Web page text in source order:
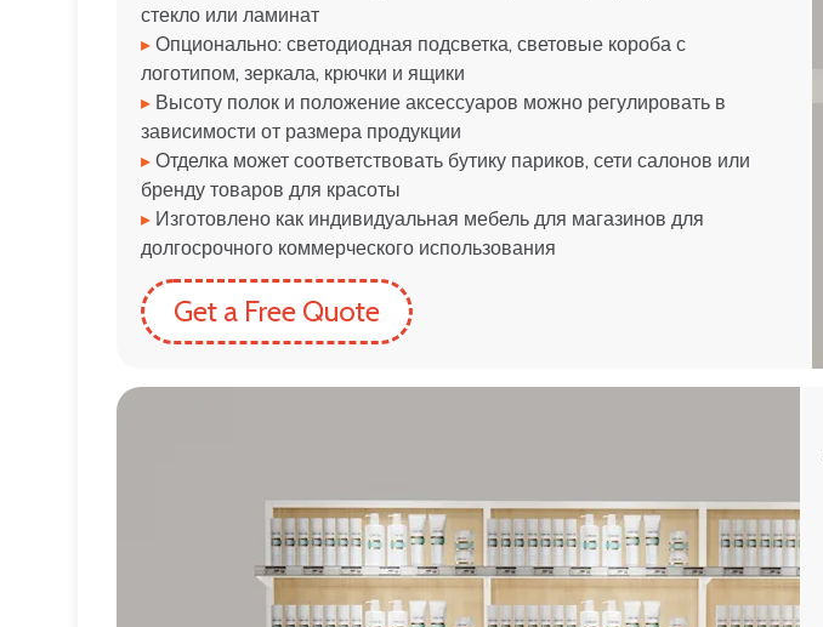
стекло или ламинат
▸ Опционально: светодиодная подсветка, световые короба с
логотипом, зеркала, крючки и ящики
▸ Высоту полок и положение аксессуаров можно регулировать в
зависимости от размера продукции
▸ Отделка может соответствовать бутику париков, сети салонов или
бренду товаров для красоты
▸ Изготовлено как индивидуальная мебель для магазинов для
долгосрочного коммерческого использования
Get a Free Quote